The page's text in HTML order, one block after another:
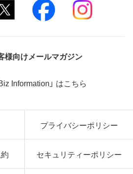
様向けメールマガジン
Biz Information」 はこちら
プライバシーポリシー
セキュリティーポリシー